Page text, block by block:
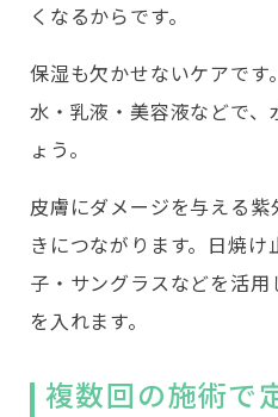
くなるからです。
保湿も欠かせないケアで
水・乳液・美容液などで
ょう。
皮膚にダメージを与える
きにつながります。日焼
子・サングラスなどを活
を入れます。
複数回の施術で